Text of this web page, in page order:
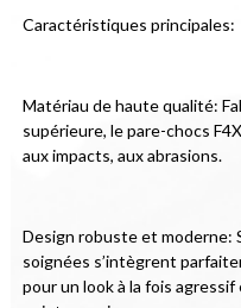
Caractéristiques principales:
Matériau de haute qualité:
supérieure, le pare-chocs
aux impacts, aux abrasions.
Design robuste et moderne:
soignées s’intègrent
pour un look à la fois